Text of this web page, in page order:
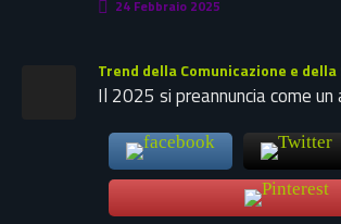
24 Febbraio 2025